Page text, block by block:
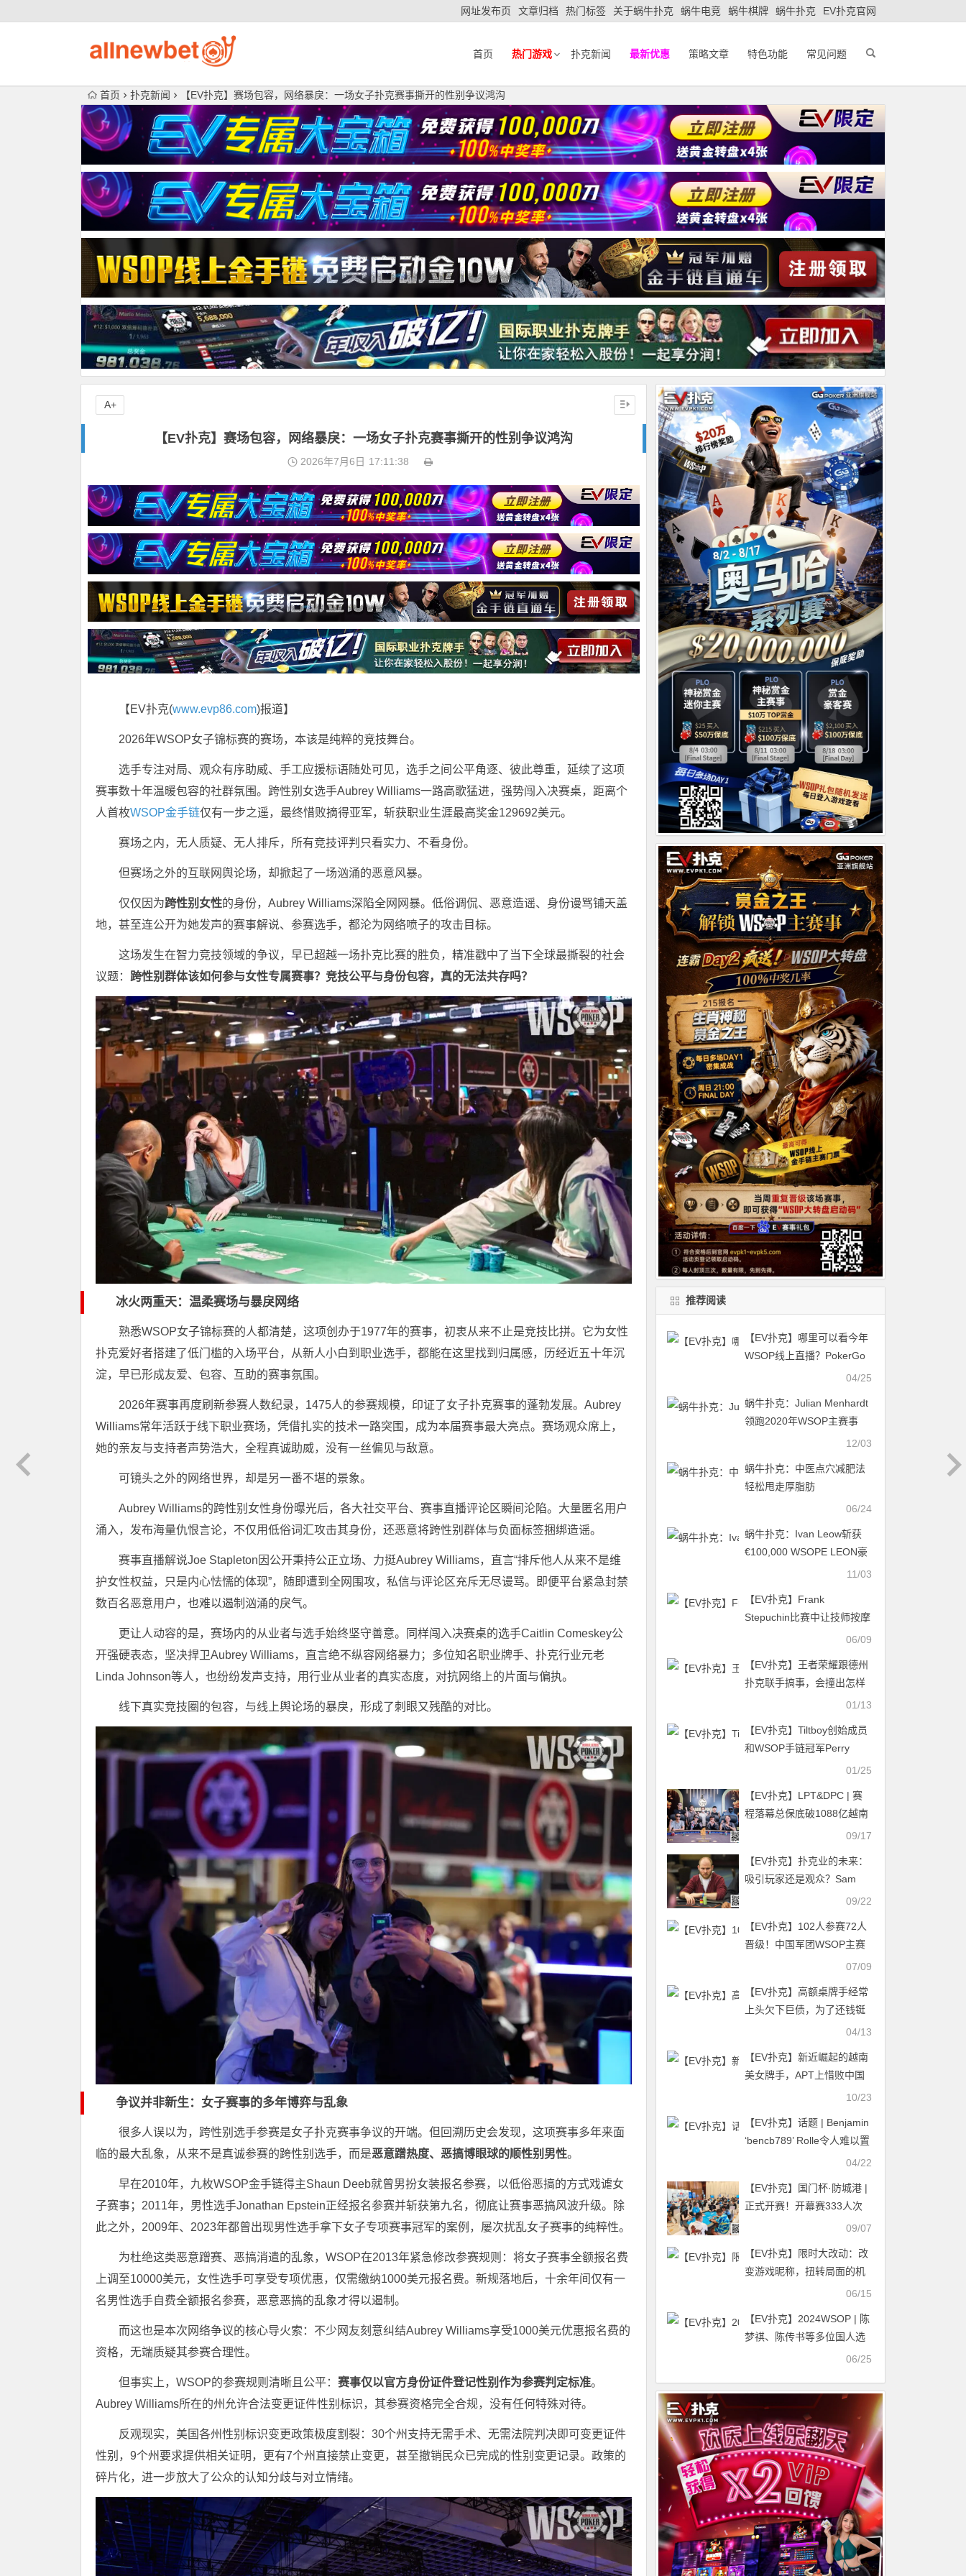
网址发布页 文章归档 热门标签 关于蜗牛扑克 蜗牛电竞 蜗牛棋牌 蜗牛扑克 EV扑克官网
首页 热门游戏 扑克新闻 最新优惠 策略文章 特色功能 常见问题
首页 扑克新闻 【EV扑克】赛场包容，网络暴戾：一场女子扑克赛事撕开的性别争议鸿沟
【EV扑克】赛场包容，网络暴戾：一场女子扑克赛事撕开的性别争议鸿沟
2026年7月6日 17:11:38
【EV扑克(www.evp86.com)报道】
2026年WSOP女子锦标赛的赛场，本该是纯粹的竞技舞台。
选手专注对局、观众有序助威、手工应援标语随处可见，选手之间公平角逐、彼此尊重，延续了这项
赛事数十年温暖包容的社群氛围。跨性别女选手Aubrey Williams一路高歌猛进，强势闯入决赛桌，距离个
人首枚WSOP金手链仅有一步之遥，最终惜败摘得亚军，斩获职业生涯最高奖金129692美元。
赛场之内，无人质疑、无人排斥，所有竞技评判只看实力、不看身份。
但赛场之外的互联网舆论场，却掀起了一场汹涌的恶意风暴。
仅仅因为跨性别女性的身份，Aubrey Williams深陷全网网暴。低俗调侃、恶意造谣、身份谩骂铺天盖
地，甚至连公开为她发声的赛事解说、参赛选手，都沦为网络喷子的攻击目标。
这场发生在智力竞技领域的争议，早已超越一场扑克比赛的胜负，精准戳中了当下全球最撕裂的社会
议题： 跨性别群体该如何参与女性专属赛事？竞技公平与身份包容，真的无法共存吗？
冰火两重天：温柔赛场与暴戾网络
熟悉WSOP女子锦标赛的人都清楚，这项创办于1977年的赛事，初衷从来不止是竞技比拼。它为女性
扑克爱好者搭建了低门槛的入场平台，从新人小白到职业选手，都能在这里找到归属感，历经近五十年沉
淀，早已形成友爱、包容、互助的赛事氛围。
2026年赛事再度刷新参赛人数纪录，1475人的参赛规模，印证了女子扑克赛事的蓬勃发展。Aubrey
Williams常年活跃于线下职业赛场，凭借扎实的技术一路突围，成为本届赛事最大亮点。赛场观众席上，
她的亲友与支持者声势浩大，全程真诚助威，没有一丝偏见与敌意。
可镜头之外的网络世界，却是另一番不堪的景象。
Aubrey Williams的跨性别女性身份曝光后，各大社交平台、赛事直播评论区瞬间沦陷。大量匿名用户
涌入，发布海量仇恨言论，不仅用低俗词汇攻击其身份，还恶意将跨性别群体与负面标签捆绑造谣。
赛事直播解说Joe Stapleton因公开秉持公正立场、力挺Aubrey Williams，直言“排斥他人从来不是维
护女性权益，只是内心怯懦的体现”，随即遭到全网围攻，私信与评论区充斥无尽谩骂。即便平台紧急封禁
数百名恶意用户，也难以遏制汹涌的戾气。
更让人动容的是，赛场内的从业者与选手始终坚守善意。同样闯入决赛桌的选手Caitlin Comeskey公
开强硬表态，坚决捍卫Aubrey Williams，直言绝不纵容网络暴力；多位知名职业牌手、扑克行业元老
Linda Johnson等人，也纷纷发声支持，用行业从业者的真实态度，对抗网络上的片面与偏执。
线下真实竞技圈的包容，与线上舆论场的暴戾，形成了刺眼又残酷的对比。
争议并非新生：女子赛事的多年博弈与乱象
很多人误以为，跨性别选手参赛是女子扑克赛事争议的开端。但回溯历史会发现，这项赛事多年来面
临的最大乱象，从来不是真诚参赛的跨性别选手，而是恶意蹭热度、恶搞博眼球的顺性别男性。
早在2010年，九枚WSOP金手链得主Shaun Deeb就曾男扮女装报名参赛，以低俗恶搞的方式戏谑女
子赛事；2011年，男性选手Jonathan Epstein正经报名参赛并斩获第九名，彻底让赛事恶搞风波升级。除
此之外，2009年、2023年都曾出现男性选手拿下女子专项赛事冠军的案例，屡次扰乱女子赛事的纯粹性。
为杜绝这类恶意蹭赛、恶搞消遣的乱象，WSOP在2013年紧急修改参赛规则：将女子赛事全额报名费
上调至10000美元，女性选手可享受专项优惠，仅需缴纳1000美元报名费。新规落地后，十余年间仅有一
名男性选手自费全额报名参赛，恶意恶搞的乱象才得以遏制。
而这也是本次网络争议的核心导火索：不少网友刻意纠结Aubrey Williams享受1000美元优惠报名费的
资格，无端质疑其参赛合理性。
但事实上，WSOP的参赛规则清晰且公平： 赛事仅以官方身份证件登记性别作为参赛判定标准。
Aubrey Williams所在的州允许合法变更证件性别标识，其参赛资格完全合规，没有任何特殊对待。
反观现实，美国各州性别标识变更政策极度割裂：30个州支持无需手术、无需法院判决即可变更证件
性别，9个州要求提供相关证明，更有7个州直接禁止变更，甚至撤销民众已完成的性别变更记录。政策的
碎片化，进一步放大了公众的认知分歧与对立情绪。
A+
推荐阅读
【EV扑克】哪里可以看今年
WSOP线上直播？PokerGo
让你足不出户畅快看比赛04/25
蜗牛扑克：Julian Menhardt
领跑2020年WSOP主赛事
12/03
蜗牛扑克：中医点穴减肥法
轻松甩走厚脂肪
06/24
蜗牛扑克：Ivan Leow斩获
€100,000 WSOPE LEON豪
客赛冠军，入账€1,251,455
11/03
【EV扑克】Frank
Stepuchin比赛中让技师按摩
MM，他爽了，技师被开除
06/09
【EV扑克】王者荣耀跟德州
扑克联手搞事，会撞出怎样
01/13
【EV扑克】Tiltboy创始成员
和WSOP手链冠军Perry
Friedman去世，享年55岁
01/25
【EV扑克】LPT&DPC | 赛
程落幕总保底破1088亿越南
盾，本土选手LE THONGSU
09/17
【EV扑克】扑克业的未来：
吸引玩家还是观众？Sam
Greenwood引发行业深思09/22
【EV扑克】102人参赛72人
晋级！中国军团WSOP主赛
07/09
【EV扑克】高额桌牌手经常
上头欠下巨债，为了还钱铤
04/13
【EV扑克】新近崛起的越南
美女牌手，APT上惜败中国
玩家，却在Poker Dream上
10/23
【EV扑克】话题 | Benjamin
‘bencb789’ Rolle令人难以置
04/22
【EV扑克】国门杯·防城港 |
正式开赛！开幕赛333人次
参赛59人晋级下一轮，颜豪
组
09/07
【EV扑克】限时大改动：改
变游戏昵称，扭转局面的机
06/15
【EV扑克】2024WSOP | 陈
梦祺、陈传书等多位国人选
手在$1500赛事#54 Day 1 C
06/25